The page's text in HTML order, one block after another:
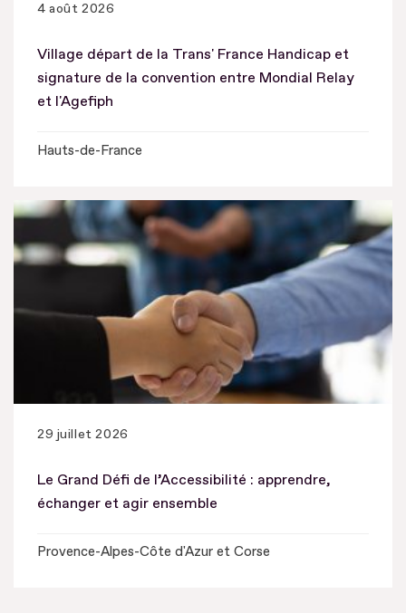
4 août 2026
Village départ de la Trans' France Handicap et
signature de la convention entre Mondial Relay
et l'Agefiph
Hauts-de-France
29 juillet 2026
Le Grand Défi de l’Accessibilité : apprendre,
échanger et agir ensemble
Provence-Alpes-Côte d'Azur et Corse